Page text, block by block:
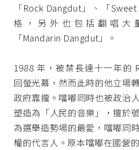
「Rock Dangdut」、「
格，另外也包括翻唱大
「Mandarin Dangdut」。
1988 年，被禁長達十一年的
回螢光幕，然而此時的他立場
政府靠攏。噹嘟同時也被政治
塑造為「人民的音樂」，擅於
為選舉造勢場的最愛，噹嘟同
權的代言人。原本噹嘟在國營